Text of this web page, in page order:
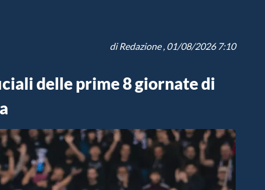
diRedazione, 01/08/2026 7:10
delle prime 8 giornate di